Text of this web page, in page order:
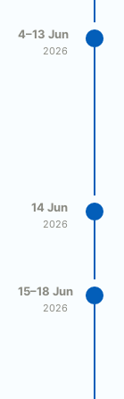
4–13 Jun
2026
14 Jun
2026
15–18 Jun
2026